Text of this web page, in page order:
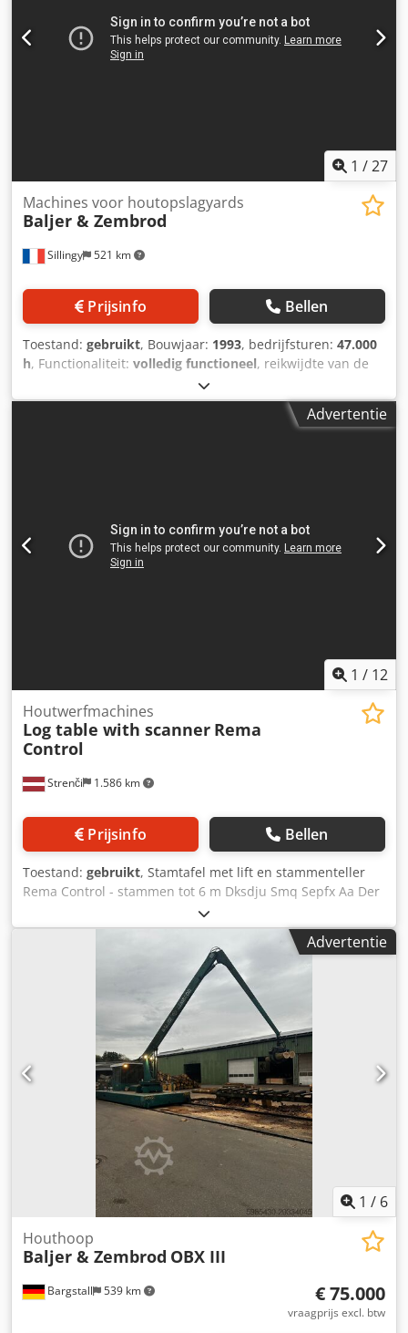
1 /27
Sillingy 521 km
Machines voor houtopslagyards
Baljer & Zembrod
Prijsinfo Bellen
Toestand: gebruikt, Bouwjaar: 1993, bedrijfsturen: 47.000
h, Functionaliteit: volledig functioneel, reikwijdte van de
, draagvermogen:
3.000 mm, Uitrusting:cabine, kraan, Wij bieden deze
gebruikte Baljer & Zembrod machine aan voor houtparken,
wilt u meer informatie, stuur ons gerust een bericht of bel
ons.
Advertentie
1 / 12
Strenči 1.586 km
Houtwerfmachines
Log table with scanner Rema
Control
Prijsinfo Bellen
Toestand: gebruikt, Stamtafel met lift en stammenteller
Rema Control - stammen tot 6 m Dksdju Smq Sepfx Aa Der
- tussen rails 1100/1050/ 1050/1250 mm - lengte stamtafel:
10 m - Rema Scanner - transportband voor boomstammen
Advertentie
1 / 6
Bargstall 539 km
Houthoop
Baljer & Zembrod OBX III
€ 75.000
vraagprijs excl. btw